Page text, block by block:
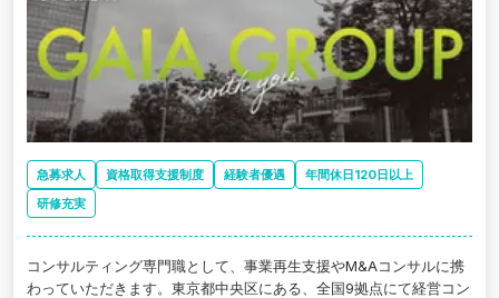
急募求人 資格取得支援制度 経験者優遇
年間休日120日以上
研修充実
コンサルティング専門職として、事業再生支援やМ&Aコンサルに携
わっていただきます。東京都中央区にある、全国9拠点にて経営コン